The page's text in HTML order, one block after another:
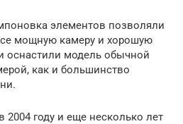
элементов позволяли
мощную камеру и хорошую
оснастили модель обычной
как и большинство
2004 году и еще несколько лет